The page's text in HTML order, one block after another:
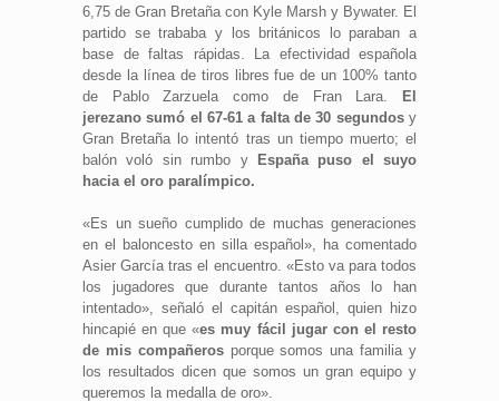
6,75 de Gran Bretaña con Kyle Marsh y Bywater. El
partido se trababa y los británicos lo paraban a
base de faltas rápidas. La efectividad española
desde la línea de tiros libres fue de un 100% tanto
de Pablo Zarzuela como de Fran Lara.
El
jerezano sumó el 67-61 a falta de 30 segundos y
Gran Bretaña lo intentó tras un tiempo muerto; el
balón voló sin rumbo y
España puso el suyo
hacia el oro paralímpico.
«Es un sueño cumplido de muchas generaciones
en el baloncesto en silla español», ha comentado
Asier García tras el encuentro. «Esto va para todos
los jugadores que durante tantos años lo han
intentado», señaló el capitán español, quien hizo
hincapié en que «es muy fácil jugar con el resto
de mis compañerosporque somos una familia y
los resultados dicen que somos un gran equipo y
queremos la medalla de oro».